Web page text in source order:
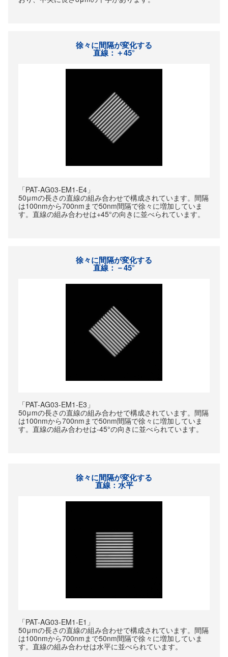
徐々に間隔が変化する
直線：＋45°
「PAT-AG03-EM1-E4」
50μmの長さの直線の組み合わせで構成されています。間隔
は100nmから700nmまで50nm間隔で徐々に増加していま
す。直線の組み合わせは+45°の向きに並べられています。
徐々に間隔が変化する
直線：－45°
「PAT-AG03-EM1-E3」
50μmの長さの直線の組み合わせで構成されています。間隔
は100nmから700nmまで50nm間隔で徐々に増加していま
す。直線の組み合わせは-45°の向きに並べられています。
徐々に間隔が変化する
直線：水平
「PAT-AG03-EM1-E1」
50μmの長さの直線の組み合わせで構成されています。間隔
は100nmから700nmまで50nm間隔で徐々に増加していま
す。直線の組み合わせは水平に並べられています。